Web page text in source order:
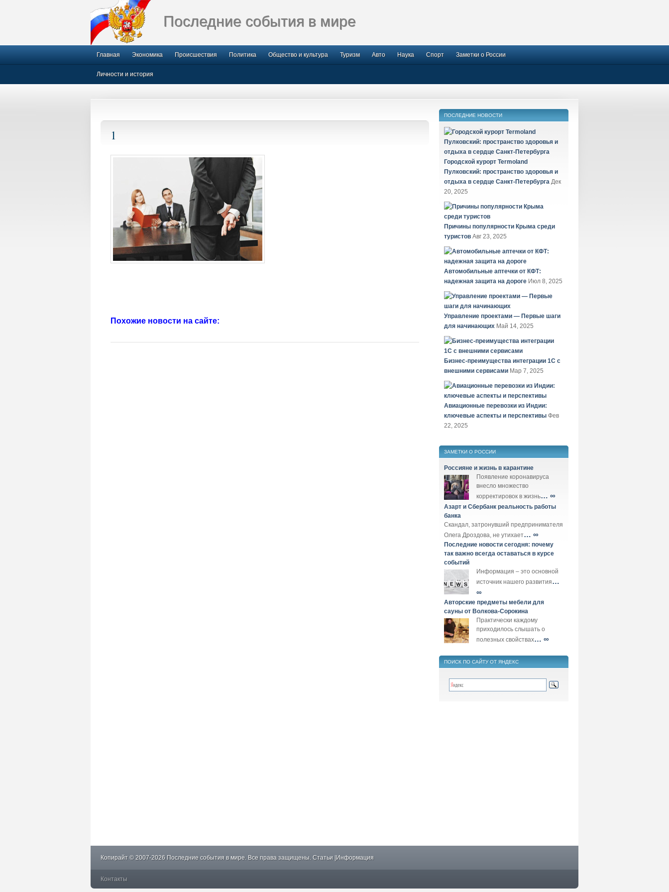
Последние события в мире
Главная Экономика Происшествия Политика Общество и культура Туризм Авто Наука Спорт Заметки о России
Личности и история
1
Похожие новости на сайте:
ПОСЛЕДНИЕ НОВОСТИ
Городской курорт Termoland
Пулковский: пространство здоровья и
отдыха в сердце Санкт-Петербурга Дек
20, 2025
Причины популярности Крыма среди
туристов Авг 23, 2025
Автомобильные аптечки от КФТ:
надежная защита на дороге Июл 8, 2025
Управление проектами — Первые шаги
для начинающих Май 14, 2025
Бизнес-преимущества интеграции 1С с
внешними сервисами Мар 7, 2025
Авиационные перевозки из Индии:
ключевые аспекты и перспективы Фев
22, 2025
ЗАМЕТКИ О РОССИИ
Россияне и жизнь в карантине
Появление коронавируса
внесло множество
корректировок в жизнь… ∞
Азарт и Сбербанк реальность работы
банка
Скандал, затронувший предпринимателя
Олега Дроздова, не утихает… ∞
Последние новости сегодня: почему
так важно всегда оставаться в курсе
событий
Информация – это основной
источник нашего развития…
∞
Авторские предметы мебели для
сауны от Волкова-Сорокина
Практически каждому
приходилось слышать о
полезных свойствах… ∞
ПОИСК ПО САЙТУ ОТ ЯНДЕКС
Копирайт © 2007-2026 Последние события в мире. Все права защищены. Статьи |Информация
Контакты